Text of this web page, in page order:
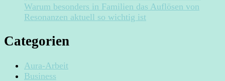
Warum besonders in Familien das Auflösen von
Resonanzen aktuell so wichtig ist
Categorien
Aura-Arbeit
Business